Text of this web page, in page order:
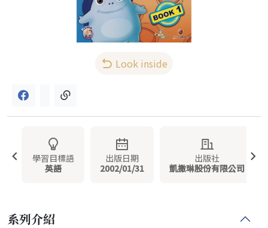
Look inside
學習目標語
英語
出版日期
2002/01/31
出版社
凱撒琳股份有限公司
系列介紹